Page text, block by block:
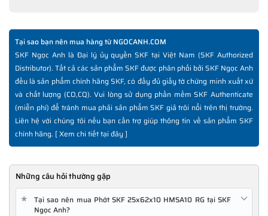
Tại sao bạn nên mua hàng từ NGOCANH.COM
SKF Ngọc Anh là Đại lý ủy quyền SKF tại Việt Nam (SKF Authorized
Distributor). Tất cả các sản phẩm SKF được phân phối bởi SKF Ngọc Anh
đều là sản phẩm chính hãng SKF, có đầy đủ giấy tờ chứng minh xuất xứ
và chất lượng (CO,CQ). Vui lòng sử dụng phần mềm SKF Authenticate
(miễn phí) để tránh mua phải sản phẩm SKF giả trôi nổi trên thị trường.
Liên hệ với chúng tôi nếu bạn cần trợ giúp thông tin về sản phẩm SKF
chính hãng. [Xem chi tiết tại đây]
Những câu hỏi thường gặp
★
Tại sao nên mua Phớt SKF 25x62x10 HMSA10 RG tại SKF
Ngọc Anh?